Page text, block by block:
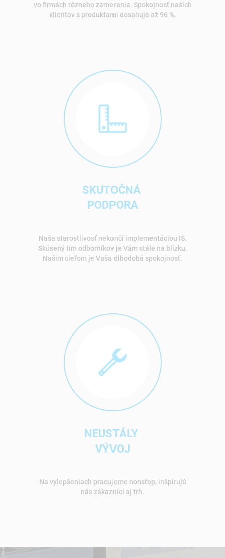
vo firmách rôzneho zamerania. Spokojnosť našich
klientov s produktami dosahuje až 96 %.
SKUTOČNÁ
PODPORA
Naša starostlivosť nekončí implementáciou IS.
Skúsený tím odborníkov je Vám stále na blízku.
Našim cieľom je Vaša dlhodobá spokojnosť.
NEUSTÁLY
VÝVOJ
Na vylepšeniach pracujeme nonstop, inšpirujú
nás zákazníci aj trh.